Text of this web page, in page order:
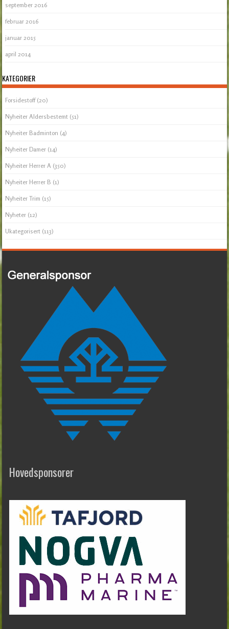
september 2016
februar 2016
januar 2015
april 2014
KATEGORIER
Forsidestoff(20)
Nyheiter Aldersbestemt (51)
Nyheiter Badminton (4)
Nyheiter Damer (14)
Nyheiter Herrer A (350)
Nyheiter Herrer B (1)
Nyheiter Trim (15)
Nyheter (12)
Ukategorisert (113)
Hovedsponsorer